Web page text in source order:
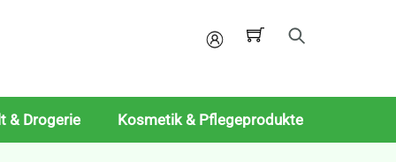
Mein
& Drogerie Kosmetik & Pflegeprodukte